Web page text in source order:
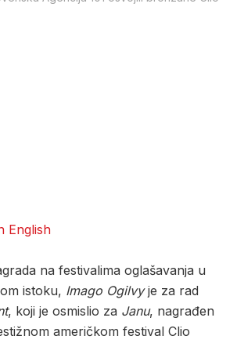
English
na festivalima oglašavanja u
istoku, Imago Ogilvyje za rad
, koji je osmislio za Janu, nagrađen
američkom festival Clio